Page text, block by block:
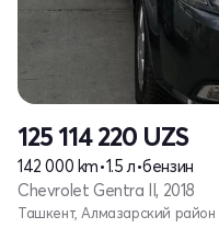
125 114 220 UZS
142 000 km•1.5 л•бензин
Chevrolet Gentra II, 2018
Ташкент, Алмазарский район